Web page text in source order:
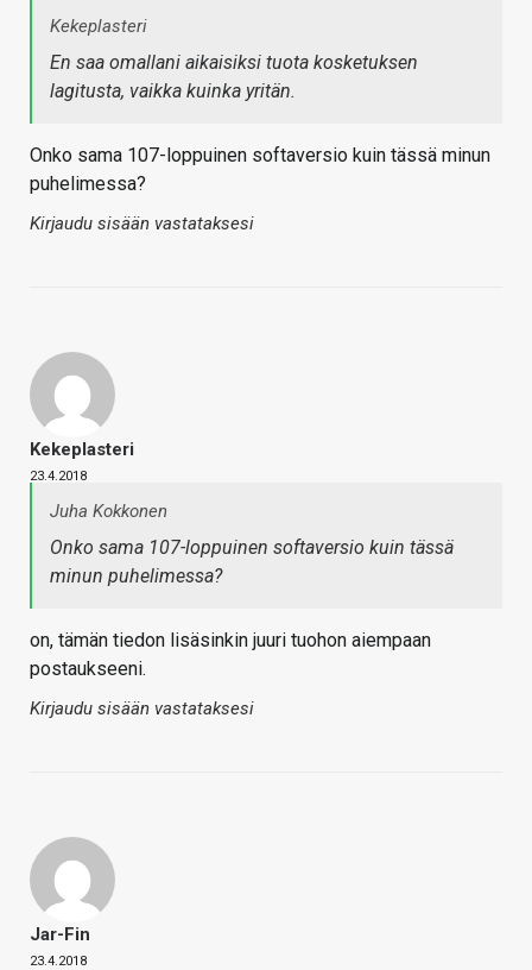
Kekeplasteri
En saa omallani aikaisiksi tuota kosketuksen
lagitusta, vaikka kuinka yritän.
Onko sama 107-loppuinen softaversio kuin tässä minun
puhelimessa?
Kirjaudu sisään vastataksesi
Kekeplasteri
23.4.2018
Juha Kokkonen
Onko sama 107-loppuinen softaversio kuin tässä
minun puhelimessa?
on, tämän tiedon lisäsinkin juuri tuohon aiempaan
postaukseeni.
Kirjaudu sisään vastataksesi
Jar-Fin
23.4.2018